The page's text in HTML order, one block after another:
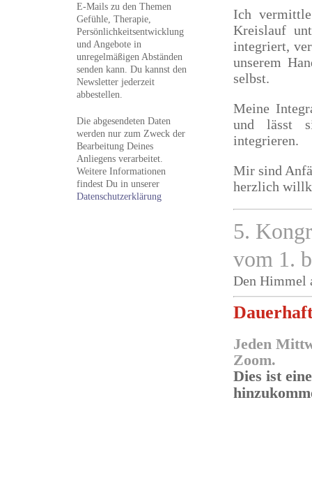
Ich
Kreislauf
integriert,
unserem
selbst.
Meine
und lässt
integrieren.
Mir sind
herzlich
5.
vom 1.
Den Himmel
Jeden
Zoom.
Dies ist
E-Mails zu den Themen
Gefühle, Therapie,
Persönlichkeitsentwicklung
und Angebote in
unregelmäßigen Abständen
senden kann. Du kannst den
Newsletter jederzeit
abbestellen.
Die abgesendeten Daten
werden nur zum Zweck der
Bearbeitung Deines
Anliegens verarbeitet.
Weitere Informationen
findest Du in unserer
Datenschutzerklärung